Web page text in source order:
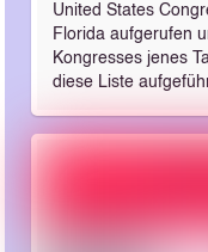
United States
Florida aufgerufen
Kongresses jenes
diese Liste